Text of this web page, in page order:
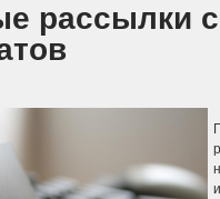
рассылки